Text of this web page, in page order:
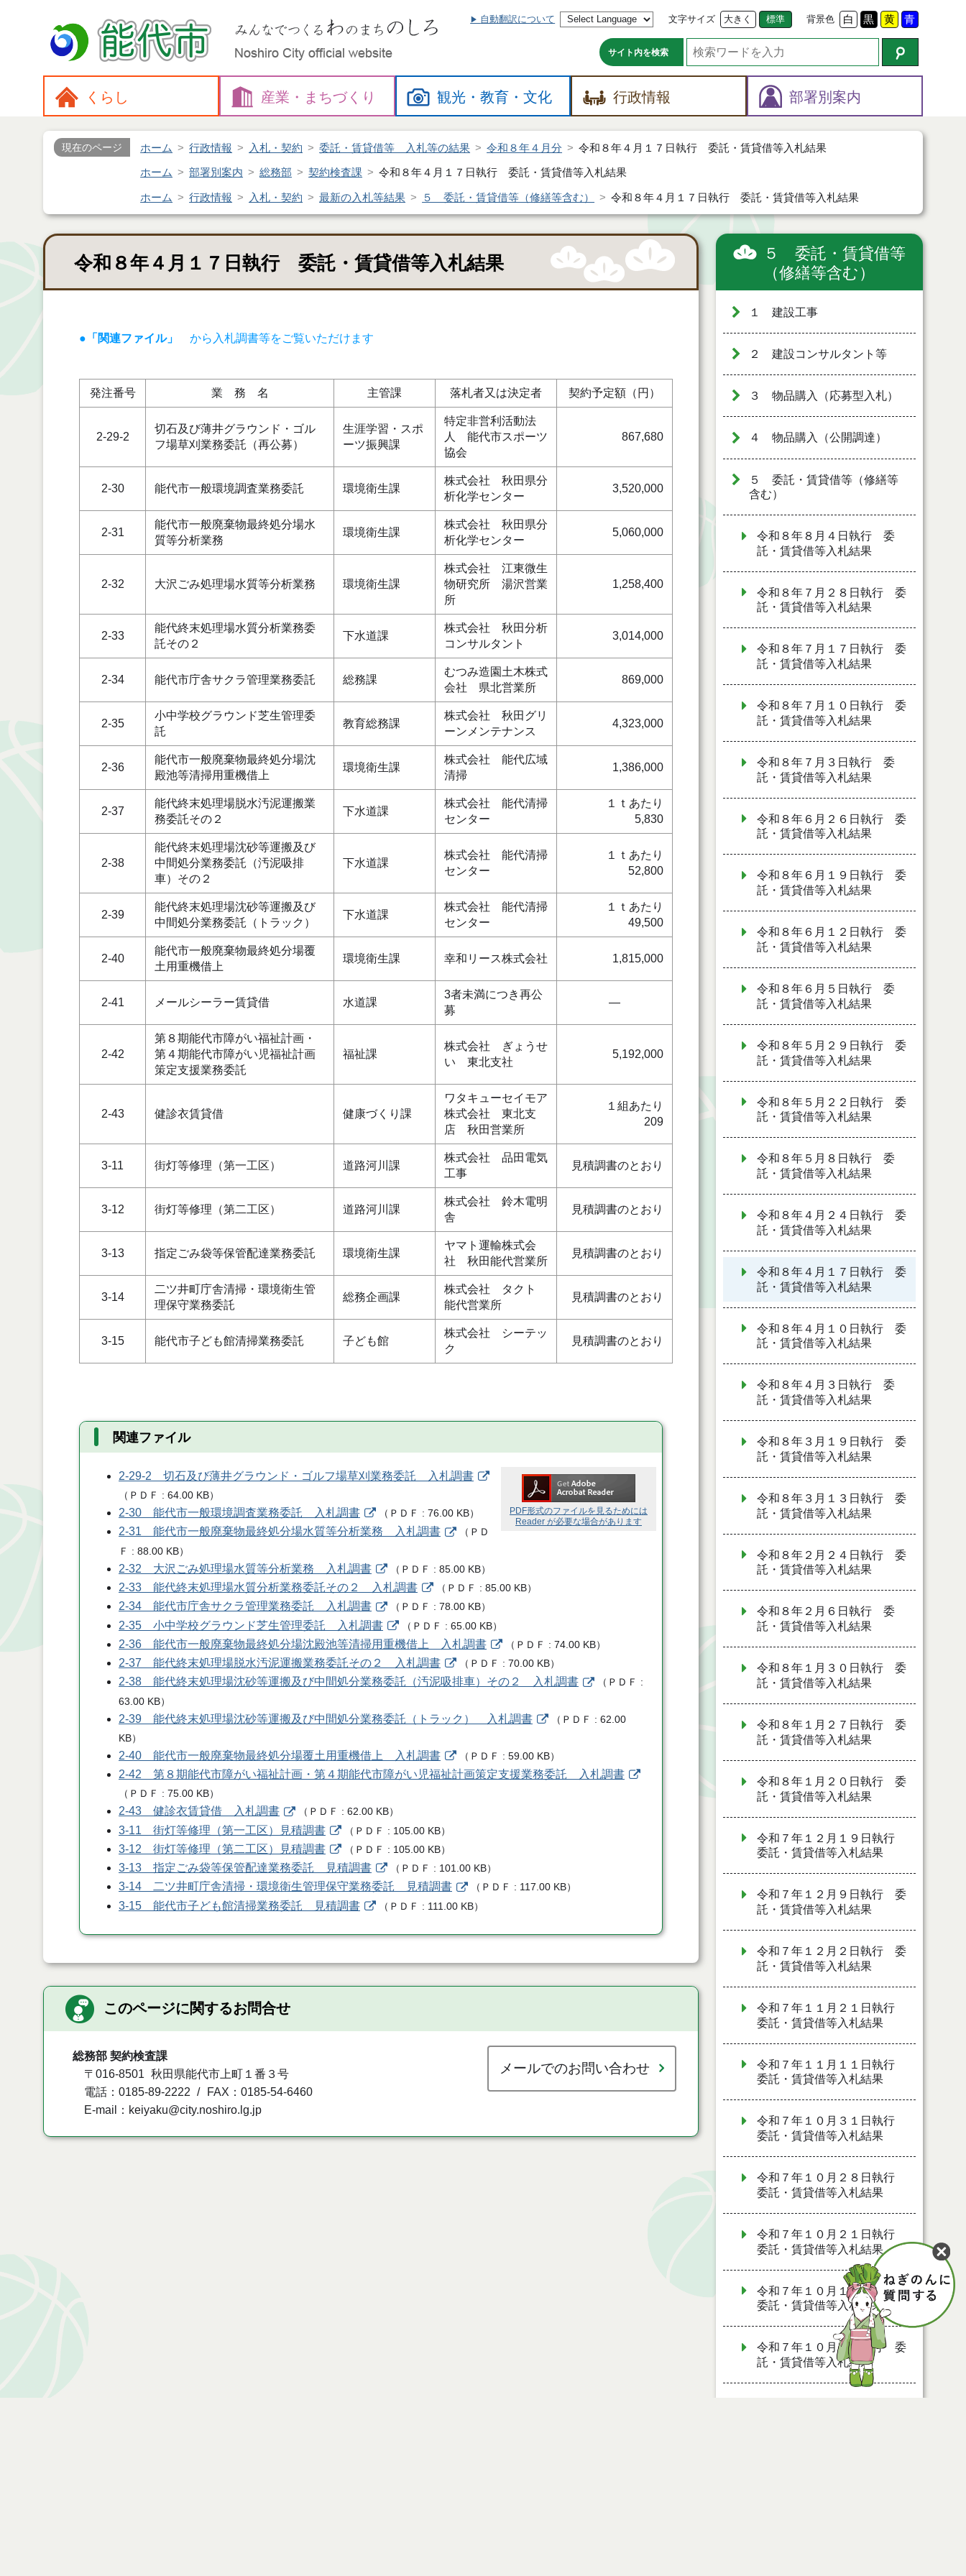
自動翻訳について 文字サイズ 大きく 標準 背景色 白 黒 黄 青
サイト内を検索
くらし 産業・ まちづくり 観光・教育・文化 行政情報 部署別案内
現在のページ ホーム 行政情報 入札・契約 委託・賃貸借等 入札等の結果 令和８年４月分 令和８年４月１７日執行 委託・賃貸借等入札結果
ホーム 部署別案内 総務部 契約検査課 令和８年４月１７日執行 委託・賃貸借等入札結果
ホーム 行政情報 入札・契約 最新の入札等結果 ５ 委託・賃貸借等（修繕等含む） 令和８年４月１７日執行 委託・賃貸借等入札結果
令和８年４月１７日執行 委託・賃貸借等入札結果
●「関連ファイル」 から入札調書等をご覧いただけます
発注番号 業 務 名 主管課 落札者又は決定者 契約予定額（円）
2-29-2
切石及び薄井グラウンド・ゴル
フ場草刈業務委託（再公募）
生涯学習・スポ
ーツ振興課
特定非営利活動法
人 能代市スポーツ
協会
867,680
2-30 能代市一般環境調査業務委託 環境衛生課
株式会社 秋田県分
析化学センター
3,520,000
2-31
能代市一般廃棄物最終処分場水
質等分析業務
環境衛生課
株式会社 秋田県分
析化学センター
5,060,000
2-32 大沢ごみ処理場水質等分析業務 環境衛生課
株式会社 江東微生
物研究所 湯沢営業
所
1,258,400
2-33
能代終末処理場水質分析業務委
託その２
下水道課
株式会社 秋田分析
コンサルタント
3,014,000
2-34 能代市庁舎サクラ管理業務委託 総務課
むつみ造園土木株式
会社 県北営業所
869,000
2-35
小中学校グラウンド芝生管理委
託
教育総務課
株式会社 秋田グリ
ーンメンテナンス
4,323,000
2-36
能代市一般廃棄物最終処分場沈
殿池等清掃用重機借上
環境衛生課
株式会社 能代広域
清掃
1,386,000
2-37
能代終末処理場脱水汚泥運搬業
務委託その２
下水道課
株式会社 能代清掃
センター
１ｔあたり
5,830
2-38
能代終末処理場沈砂等運搬及び
中間処分業務委託（汚泥吸排
車）その２
下水道課
株式会社 能代清掃
センター
１ｔあたり
52,800
2-39
能代終末処理場沈砂等運搬及び
中間処分業務委託（トラック）
下水道課
株式会社 能代清掃
センター
１ｔあたり
49,500
2-40
能代市一般廃棄物最終処分場覆
土用重機借上
環境衛生課 幸和リース株式会社 1,815,000
2-41 メールシーラー賃貸借 水道課
3者未満につき再公
募
―
2-42
第８期能代市障がい福祉計画・
第４期能代市障がい児福祉計画
策定支援業務委託
福祉課
株式会社 ぎょうせ
い 東北支社
5,192,000
2-43 健診衣賃貸借 健康づくり課
ワタキューセイモア
株式会社 東北支
店 秋田営業所
１組あたり
209
3-11 街灯等修理（第一工区） 道路河川課
株式会社 品田電気
工事
見積調書のとおり
3-12 街灯等修理（第二工区） 道路河川課
株式会社 鈴木電明
舎
見積調書のとおり
3-13 指定ごみ袋等保管配達業務委託 環境衛生課
ヤマト運輸株式会
社 秋田能代営業所
見積調書のとおり
3-14
二ツ井町庁舎清掃・環境衛生管
理保守業務委託
総務企画課
株式会社 タクト
能代営業所
見積調書のとおり
3-15 能代市子ども館清掃業務委託 子ども館
株式会社 シーテッ
ク
見積調書のとおり
関連ファイル
PDF形式のファイルを見るためには
Reader が必要な場合があります
2-29-2 切石及び薄井グラウンド・ゴルフ場草刈業務委託 入札調書
（ ＰＤＦ 64.00 KB）
2-30 能代市一般環境調査業務委託 入札調書 （ ＰＤＦ 76.00 KB）
2-31 能代市一般廃棄物最終処分場水質等分析業務 入札調書 （ ＰＤ
Ｆ
88.00 KB）
2-32 大沢ごみ処理場水質等分析業務 入札調書 （ ＰＤＦ 85.00 KB）
2-33 能代終末処理場水質分析業務委託その２ 入札調書 （ ＰＤＦ 85.00 KB）
2-34 能代市庁舎サクラ管理業務委託 入札調書 （ ＰＤＦ 78.00 KB）
2-35 小中学校グラウンド芝生管理委託 入札調書 （ ＰＤＦ 65.00 KB）
2-36 能代市一般廃棄物最終処分場沈殿池等清掃用重機借上 入札調書 （ ＰＤＦ 74.00 KB）
2-37 能代終末処理場脱水汚泥運搬業務委託その２ 入札調書 （ ＰＤＦ 70.00 KB）
2-38 能代終末処理場沈砂等運搬及び中間処分業務委託（汚泥吸排車）その２ 入札調書 （ ＰＤＦ
63.00 KB）
2-39 能代終末処理場沈砂等運搬及び中間処分業務委託（トラック） 入札調書 （ ＰＤＦ
62.00
KB）
2-40 能代市一般廃棄物最終処分場覆土用重機借上 入札調書 （ ＰＤＦ 59.00 KB）
2-42 第８期能代市障がい福祉計画・第４期能代市障がい児福祉計画策定支援業務委託 入札調書
（ ＰＤＦ 75.00 KB）
2-43 健診衣賃貸借 入札調書 （ ＰＤＦ 62.00 KB）
3-11 街灯等修理（第一工区）見積調書 （ ＰＤＦ 105.00 KB）
3-12 街灯等修理（第二工区）見積調書 （ ＰＤＦ 105.00 KB）
3-13 指定ごみ袋等保管配達業務委託 見積調書 （ ＰＤＦ 101.00 KB）
3-14 二ツ井町庁舎清掃・環境衛生管理保守業務委託 見積調書 （ ＰＤＦ 117.00 KB）
3-15 能代市子ども館清掃業務委託 見積調書 （ ＰＤＦ 111.00 KB）
このページに関するお問合せ
総務部 契約検査課
〒016-8501
秋田県能代市上町１番３号
電話：0185-89-2222
FAX：0185-54-6460
E-mail：keiyaku@city.noshiro.lg.jp
メールでのお問い合わせ
５ 委託・賃貸借等
（修繕等含む）
１ 建設工事
２ 建設コンサルタント等
３ 物品購入（応募型入札）
４ 物品購入（公開調達）
５ 委託・賃貸借等（修繕等
含む）
令和８年８月４日執行 委
託・賃貸借等入札結果
令和８年７月２８日執行 委
託・賃貸借等入札結果
令和８年７月１７日執行 委
託・賃貸借等入札結果
令和８年７月１０日執行 委
託・賃貸借等入札結果
令和８年７月３日執行 委
託・賃貸借等入札結果
令和８年６月２６日執行 委
託・賃貸借等入札結果
令和８年６月１９日執行 委
託・賃貸借等入札結果
令和８年６月１２日執行 委
託・賃貸借等入札結果
令和８年６月５日執行 委
託・賃貸借等入札結果
令和８年５月２９日執行 委
託・賃貸借等入札結果
令和８年５月２２日執行 委
託・賃貸借等入札結果
令和８年５月８日執行 委
託・賃貸借等入札結果
令和８年４月２４日執行 委
託・賃貸借等入札結果
令和８年４月１７日執行 委
託・賃貸借等入札結果
令和８年４月１０日執行 委
託・賃貸借等入札結果
令和８年４月３日執行 委
託・賃貸借等入札結果
令和８年３月１９日執行 委
託・賃貸借等入札結果
令和８年３月１３日執行 委
託・賃貸借等入札結果
令和８年２月２４日執行 委
託・賃貸借等入札結果
令和８年２月６日執行 委
託・賃貸借等入札結果
令和８年１月３０日執行 委
託・賃貸借等入札結果
令和８年１月２７日執行 委
託・賃貸借等入札結果
令和８年１月２０日執行 委
託・賃貸借等入札結果
令和７年１２月１９日執行
委託・賃貸借等入札結果
令和７年１２月９日執行 委
託・賃貸借等入札結果
令和７年１２月２日執行 委
託・賃貸借等入札結果
令和７年１１月２１日執行
委託・賃貸借等入札結果
令和７年１１月１１日執行
委託・賃貸借等入札結果
令和７年１０月３１日執行
委託・賃貸借等入札結果
令和７年１０月２８日執行
委託・賃貸借等入札結果
令和７年１０月２１日執行
委託・賃貸借等入札結果
令和７年１０月１０日執行
委託・賃貸借等入札結果
令和７年１０月７日執行 委
託・賃貸借等入札結果